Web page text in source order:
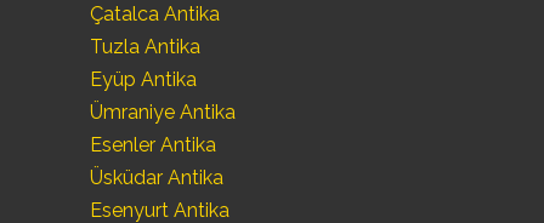
Çatalca Antika
Tuzla Antika
Eyüp Antika
Ümraniye Antika
Esenler Antika
Üsküdar Antika
Esenyurt Antika